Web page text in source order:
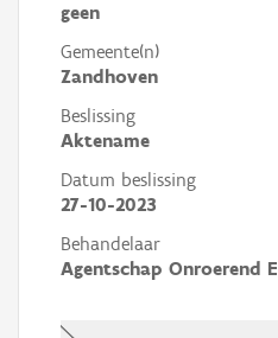
geen
Gemeente(n)
Zandhoven
Beslissing
Aktename
Datum beslissing
27-10-2023
Behandelaar
Agentschap Onroerend